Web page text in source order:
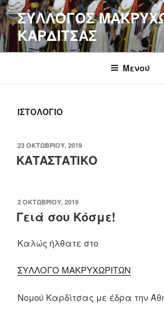
Μετάβαση
στο
περιεχόμενο
ΣΥΛΛΟΓΟΣ
ΚΑΡΔΙΤΣΑΣ
Μενού
ΙΣΤΟΛΌΓΙΟ
ΔΗΜΟΣΙΕΎΤΗΚΕ
ΣΤΙΣ
23 ΟΚΤΩΒΡΊΟΥ, 2019
ΚΑΤΑΣΤΑΤΙΚΟ
ΔΗΜΟΣΙΕΎΤΗΚΕ
ΣΤΙΣ
2 ΟΚΤΩΒΡΊΟΥ, 2019
Γειά σου Κόσμε!
Καλώς ήλθατε στο
ΣΥΛΛΟΓΟ ΜΑΚΡΥΧΩΡΙΤΩΝ
Νομού Καρδίτσας με έδρα την